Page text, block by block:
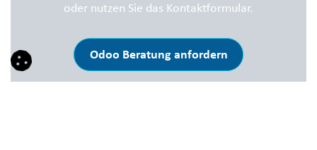
oder nutzen Sie das Kontaktformular.
Odoo Beratung anfordern